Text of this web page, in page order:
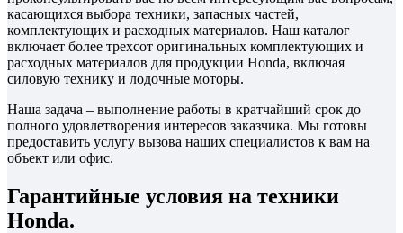
касающихся выбора техники, запасных частей,
комплектующих и расходных материалов. Наш каталог
включает более трехсот оригинальных комплектующих и
расходных материалов для продукции Honda, включая
силовую технику и лодочные моторы.
Наша задача – выполнение работы в кратчайший срок до
полного удовлетворения интересов заказчика. Мы готовы
предоставить услугу вызова наших специалистов к вам на
объект или офис.
Гарантийные условия на техники
Honda.